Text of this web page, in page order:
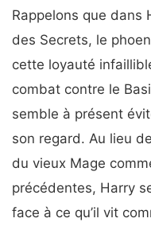
Rappelons que dans
des Secrets, le
cette loyauté
combat contre le
semble à présent
son regard. Au lieu
du vieux Mage
précédentes, Harry
face à ce qu’il vit